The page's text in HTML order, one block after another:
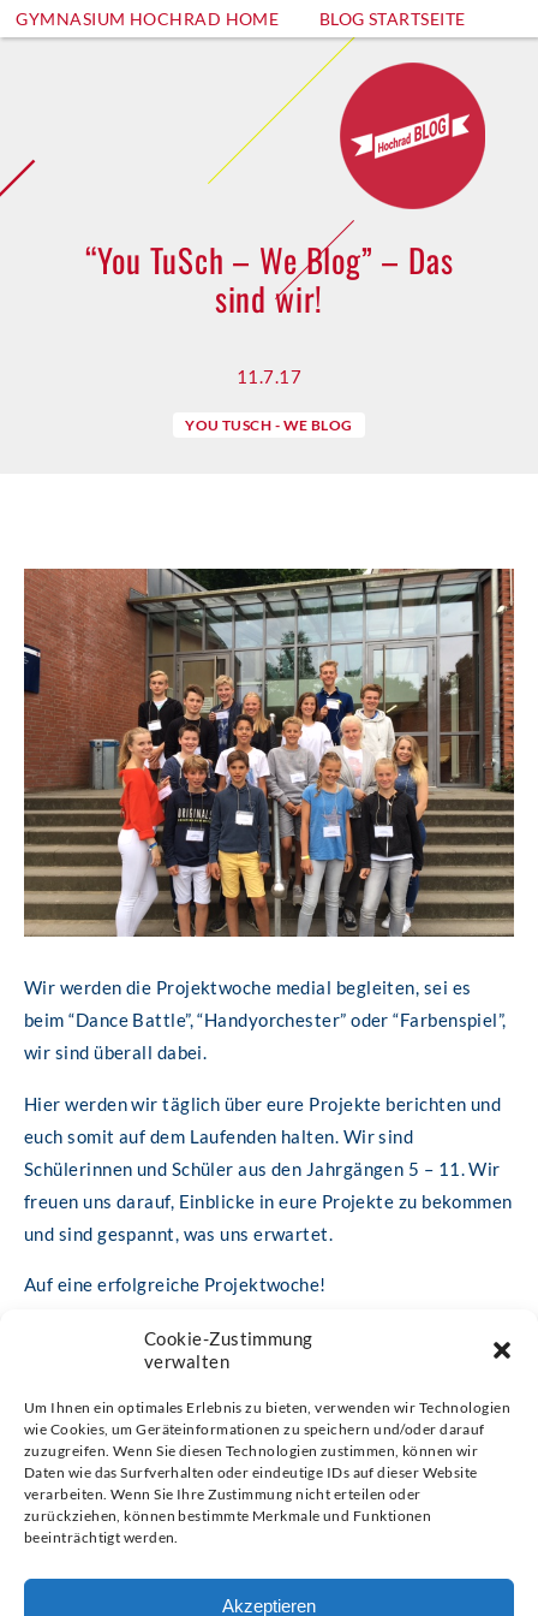
Cookie-Zustimmung
verwalten
Um Ihnen ein optimales Erlebnis zu bieten, verwenden wir Technologien
wie Cookies, um Geräteinformationen zu speichern und/oder darauf
zuzugreifen. Wenn Sie diesen Technologien zustimmen, können wir
Daten wie das Surfverhalten oder eindeutige IDs auf dieser Website
verarbeiten. Wenn Sie Ihre Zustimmung nicht erteilen oder
zurückziehen, können bestimmte Merkmale und Funktionen
beeinträchtigt werden.
Akzeptieren
GYMNASIUM HOCHRAD HOME BLOG STARTSEITE
“You TuSch – We Blog” – Das
sind wir!
11.7.17
YOU TUSCH - WE BLOG
Wir werden die Projektwoche medial begleiten, sei es
beim “Dance Battle”, “Handyorchester” oder “Farbenspiel”,
wir sind überall dabei.
Hier werden wir täglich über eure Projekte berichten und
euch somit auf dem Laufenden halten. Wir sind
Schülerinnen und Schüler aus den Jahrgängen 5 – 11. Wir
freuen uns darauf, Einblicke in eure Projekte zu bekommen
und sind gespannt, was uns erwartet.
Auf eine erfolgreiche Projektwoche!
© 2026 Gymnasium Hochrad